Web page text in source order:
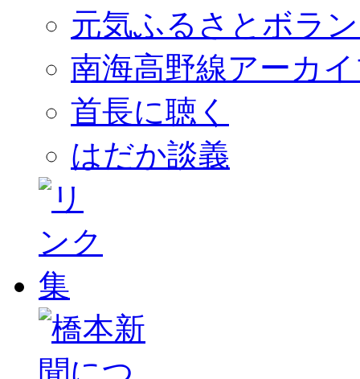
元気ふるさとボラ
南海高野線アーカ
首長に聴く
はだか談義